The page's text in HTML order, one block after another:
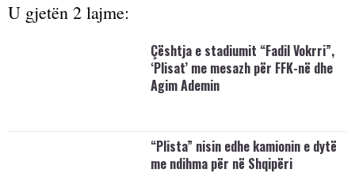
U gjetën 2 lajme:
Çështja e stadiumit “Fadil Vokrri”,
‘Plisat’ me mesazh për FFK-në dhe
Agim Ademin
“Plista” nisin edhe kamionin e dytë
me ndihma për në Shqipëri